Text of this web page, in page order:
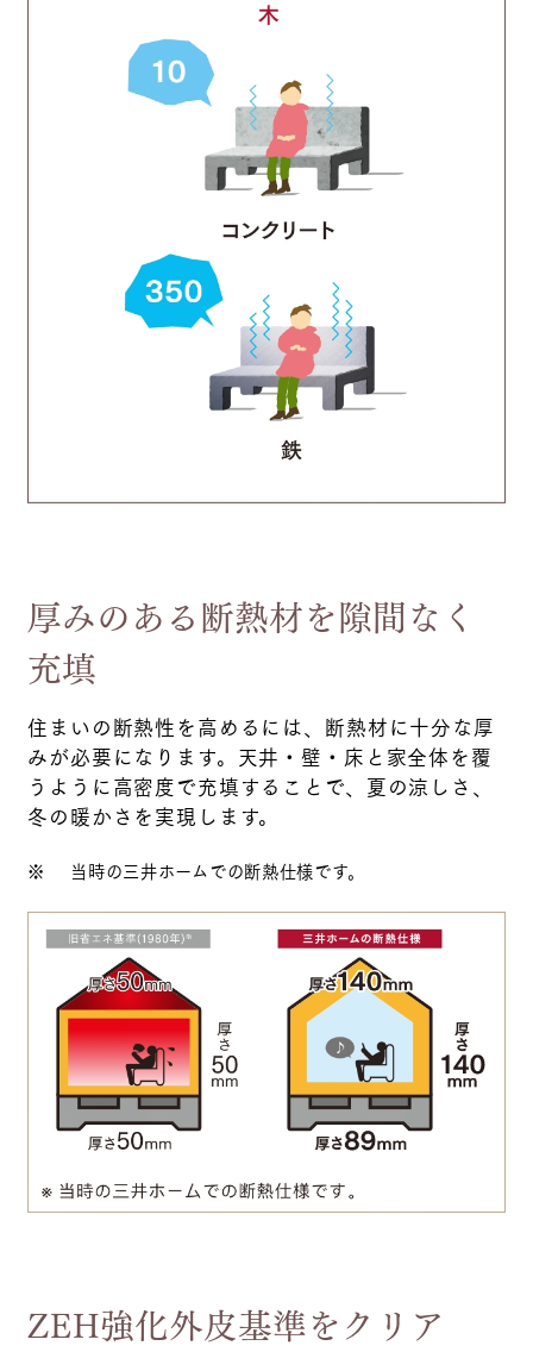
厚みのある断熱材を隙間なく
充填
住まいの断熱性を高めるには、断熱材に十分な厚
みが必要になります。天井・壁・床と家全体を覆
うように高密度で充填することで、夏の涼しさ、
冬の暖かさを実現します。
※ 当時の三井ホームでの断熱仕様です。
ZEH強化外皮基準をクリア